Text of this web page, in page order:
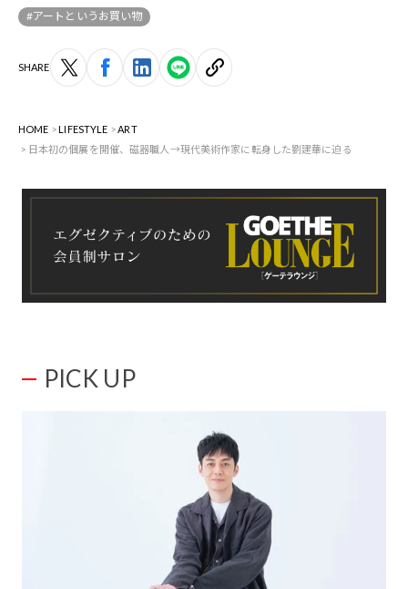
#アートというお買い物
SHARE
HOME LIFESTYLE
ART
日本初の個展を開催、磁器職人→現代美術作家に転身した劉建華に迫る
PICK UP